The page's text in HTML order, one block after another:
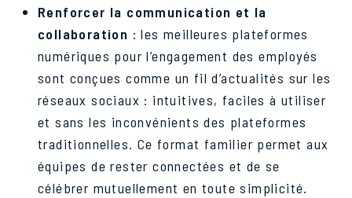
Renforcer la communication et la
collaboration : les meilleures plateformes
numériques pour l’engagement des employés
sont conçues comme un fil d’actualités sur les
réseaux sociaux : intuitives, faciles à utiliser
et sans les inconvénients des plateformes
traditionnelles. Ce format familier permet aux
équipes de rester connectées et de se
célébrer mutuellement en toute simplicité.